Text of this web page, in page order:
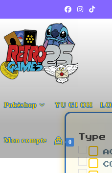
Pokéshop YU GI OH
Mon compte 0
Type